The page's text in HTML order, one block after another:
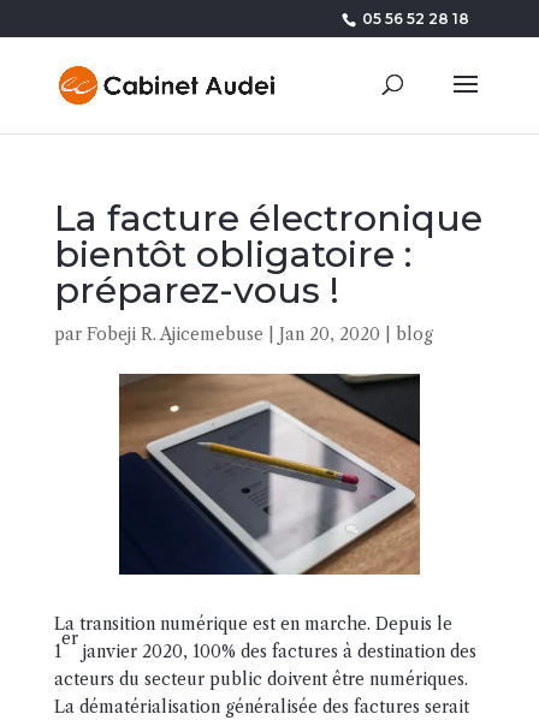
05 56 52 28 18
La facture électronique
bientôt obligatoire :
préparez-vous !
par Fobeji R. Ajicemebuse Jan 20, 2020 blog
La transition numérique est en marche. Depuis le
1
er
janvier 2020, 100% des factures à destination des
acteurs du secteur public doivent être numériques.
La dématérialisation généralisée des factures serait